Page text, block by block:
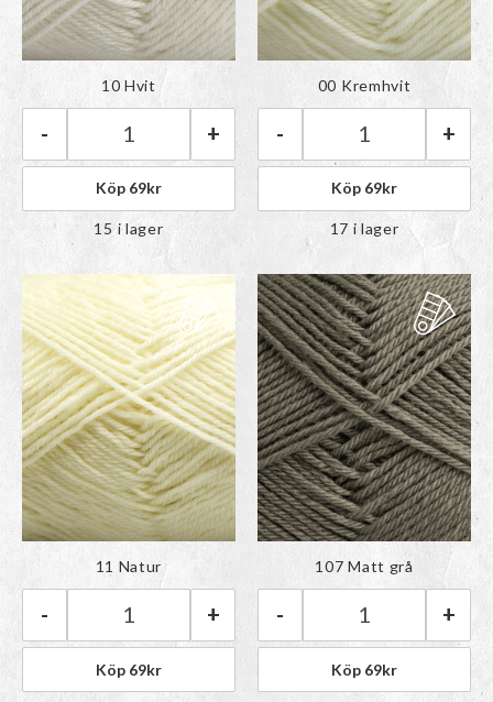
Färgen har lagts till i
paletten
Rauma Babygarn | 10 Hvit mängd
- +
10 Hvit
Köp 69kr
15 i lager
Färgen har lagts till i
paletten
Rauma
- +
00 Kremhvit
Köp 69kr
17 i lager
Färgen har lagts till i
paletten
Rauma Babygarn | 11 Natur mängd
- +
11 Natur
Köp 69kr
Färgen har lagts till i
paletten
Rauma
- +
107 Matt grå
Köp 69kr